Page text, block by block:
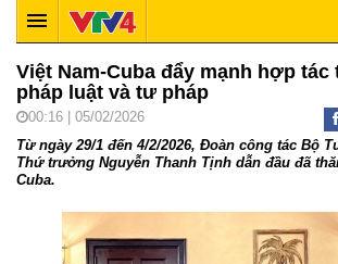
Việt Nam-Cuba đẩy mạnh hợp
pháp luật và tư pháp
00:16 | 05/02/2026
Từ ngày 29/1 đến 4/2/2026, Đoàn công tác Bộ
Thứ trưởng Nguyễn Thanh Tịnh dẫn đầu đã
Cuba.